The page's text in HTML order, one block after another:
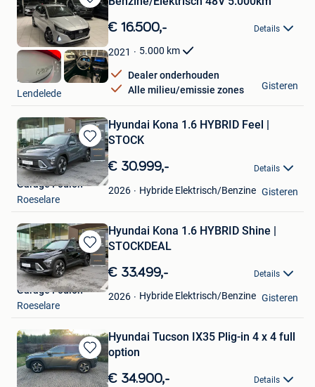
Bewaren
in
Mijn
Favorieten
€ 16.500,- Details
2021 5.000 km
Dealer onderhouden
Alle milieu/emissie zones
HAK Auto
Lendelede
Gisteren
Bewaren
in
Mijn
Favorieten
Hyundai Kona 1.6 HYBRID Feel |
STOCK
€ 30.999,- Details
2026 Hybride Elektrisch/Benzine
Garage Foulon
Roeselare
Gisteren
Bewaren
in
Mijn
Favorieten
Hyundai Kona 1.6 HYBRID Shine |
STOCKDEAL
€ 33.499,- Details
2026 Hybride Elektrisch/Benzine
Garage Foulon
Roeselare
Gisteren
Bewaren
in
Hyundai Tucson IX35 Plig-in 4 x 4 full
option
€ 34.900,- Details